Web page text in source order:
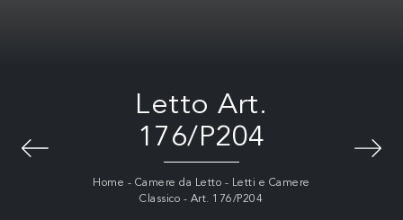
Letto Art.
176/P204
Home - Camere da Letto - Letti e Camere
Classico - Art. 176/P204